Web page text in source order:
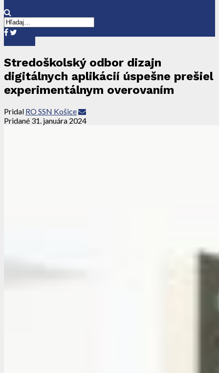
Stredoškolský odbor dizajn
digitálnych aplikácií úspešne prešiel
experimentálnym overovaním
Pridal RO SSN Košice
Pridané 31. januára 2024